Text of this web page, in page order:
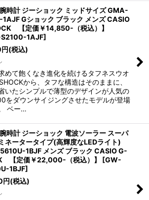
時計 ジーショック ミッドサイズ GMA-
Gショック ブラック メンズ CASIO
【定価￥14,850-（税込）】
1AJF]
円(税込)
めて飽くなき進化を続けるタフネスウオ
から、タフな構造はそのままに、
いたシンプルで薄型のデザインが人気の
をダウンサイジングさせたモデルが登場
ベー…
時計 ジーショック 電波ソーラー スーパ
ネータータイプ(高輝度なLEDライト)
1BJF メンズ ブラック CASIO G-
【定価￥22,000-（税込）】
[GW-
1BJF]
円(税込)